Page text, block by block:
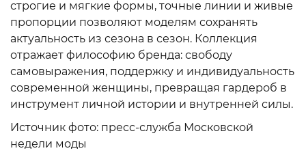
строгие и мягкие формы, точные линии и живые
пропорции позволяют моделям сохранять
актуальность из сезона в сезон. Коллекция
отражает философию бренда: свободу
самовыражения, поддержку и индивидуальность
современной женщины, превращая гардероб в
инструмент личной истории и внутренней силы.
Источник фото: пресс-служба Московской
недели моды